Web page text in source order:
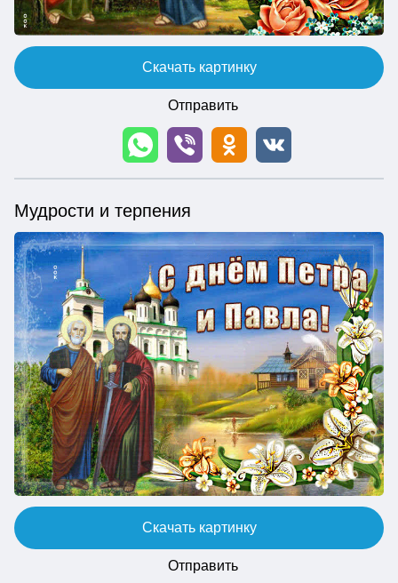
Скачать картинку
Отправить
Мудрости и терпения
Скачать картинку
Отправить